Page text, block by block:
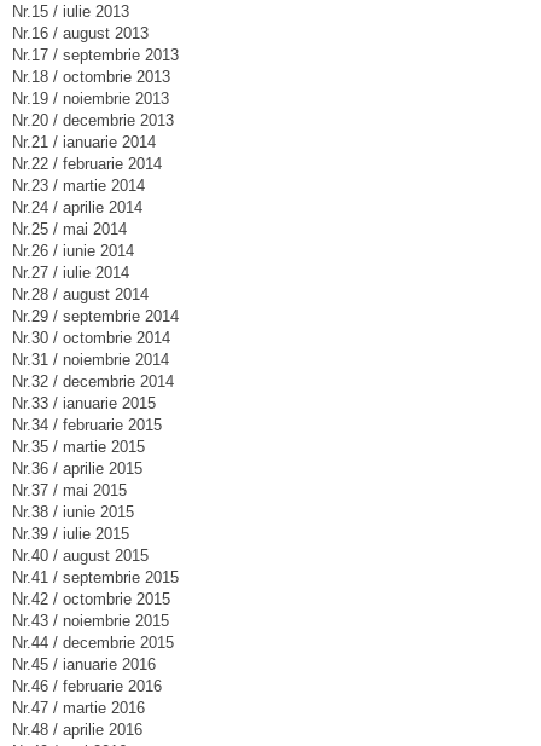
Nr.15 / iulie 2013
Nr.16 / august 2013
Nr.17 / septembrie 2013
Nr.18 / octombrie 2013
Nr.19 / noiembrie 2013
Nr.20 / decembrie 2013
Nr.21 / ianuarie 2014
Nr.22 / februarie 2014
Nr.23 / martie 2014
Nr.24 / aprilie 2014
Nr.25 / mai 2014
Nr.26 / iunie 2014
Nr.27 / iulie 2014
Nr.28 / august 2014
Nr.29 / septembrie 2014
Nr.30 / octombrie 2014
Nr.31 / noiembrie 2014
Nr.32 / decembrie 2014
Nr.33 / ianuarie 2015
Nr.34 / februarie 2015
Nr.35 / martie 2015
Nr.36 / aprilie 2015
Nr.37 / mai 2015
Nr.38 / iunie 2015
Nr.39 / iulie 2015
Nr.40 / august 2015
Nr.41 / septembrie 2015
Nr.42 / octombrie 2015
Nr.43 / noiembrie 2015
Nr.44 / decembrie 2015
Nr.45 / ianuarie 2016
Nr.46 / februarie 2016
Nr.47 / martie 2016
Nr.48 / aprilie 2016